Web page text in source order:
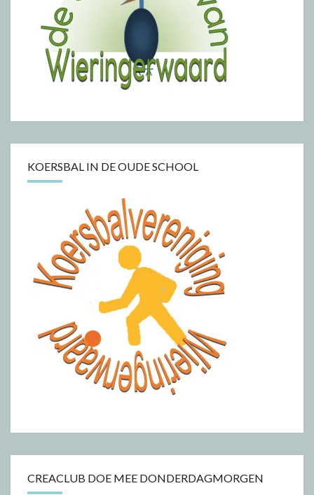
KOERSBAL IN DE OUDE SCHOOL
CREACLUB DOE MEE DONDERDAGMORGEN